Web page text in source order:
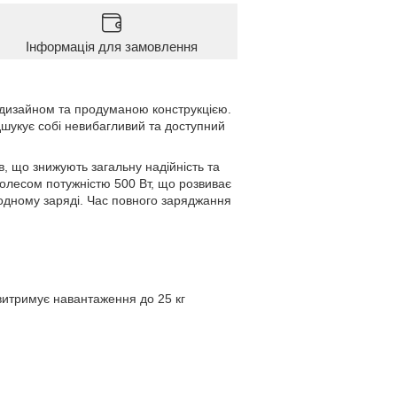
Інформація для замовлення
та продуманою конструкцією.
собі невибагливий та доступний
що знижують загальну надійність та
потужністю 500 Вт, що розвиває
заряді. Час повного заряджання
навантаження до 25 кг